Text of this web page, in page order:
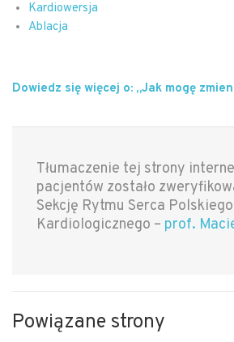
Kardiowersja
Ablacja
Dowiedz się więcej o: „Jak mogę
Tłumaczenie tej strony
pacjentów zostało
Sekcję Rytmu Serca
Kardiologicznego – prof.
Powiązane strony